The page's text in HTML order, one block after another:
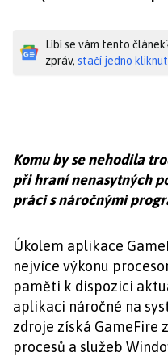
Líbí se vám tento
zpráv, stačí jedno
Komu by se nehodila
při hraní nenasytných
práci s náročnými
Úkolem aplikace
nejvíce výkonu
paměti k dispozici
aplikaci náročné na
zdroje získá GameFire
procesů a služeb